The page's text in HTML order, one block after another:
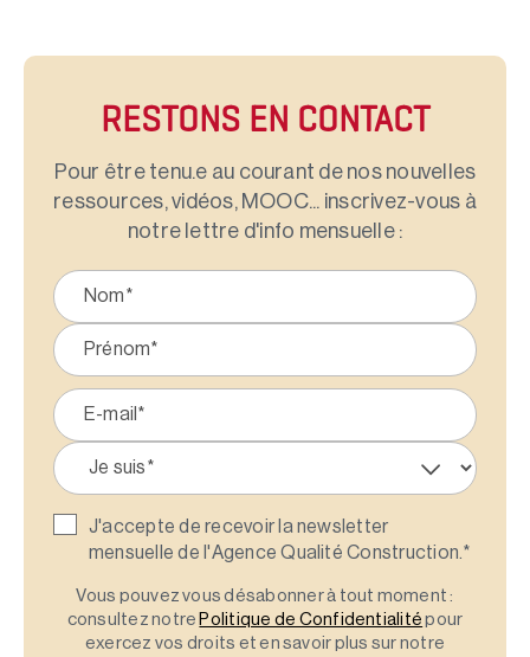
RESTONS EN CONTACT
Pour être tenu.e au courant de nos nouvelles
ressources, vidéos, MOOC... inscrivez-vous à
notre lettre d'info mensuelle :
J'accepte de recevoir la newsletter
mensuelle de l'Agence Qualité Construction.*
Vous pouvez vous désabonner à tout moment :
consultez notre Politique de Confidentialité pour
exercez vos droits et en savoir plus sur notre